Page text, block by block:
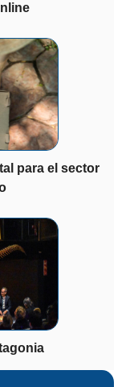
para el sector